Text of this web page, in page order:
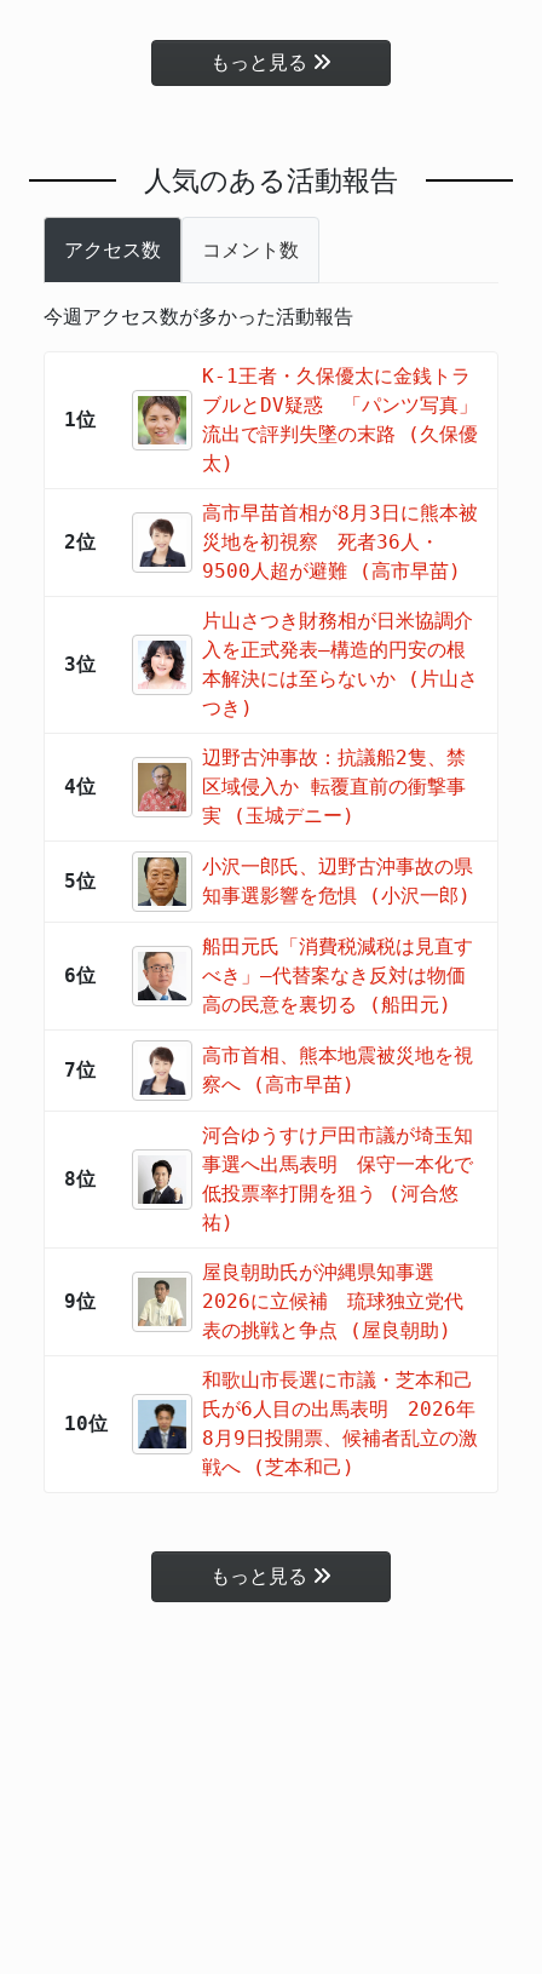
もっと見る
人気のある活動報告
アクセス数 コメント数
今週アクセス数が多かった活動報告
1位
K-1王者・久保優太に金銭トラ
ブルとDV疑惑 「パンツ写真」
流出で評判失墜の末路 (久保優
太)
2位
高市早苗首相が8月3日に熊本被
災地を初視察 死者36人・
9500人超が避難 (高市早苗)
3位
片山さつき財務相が日米協調介
入を正式発表―構造的円安の根
本解決には至らないか (片山さ
つき)
4位
辺野古沖事故：抗議船2隻、禁
区域侵入か 転覆直前の衝撃事
実 (玉城デニー)
5位
小沢一郎氏、辺野古沖事故の県
知事選影響を危惧 (小沢一郎)
6位
船田元氏「消費税減税は見直す
べき」―代替案なき反対は物価
高の民意を裏切る (船田元)
7位
高市首相、熊本地震被災地を視
察へ (高市早苗)
8位
河合ゆうすけ戸田市議が埼玉知
事選へ出馬表明 保守一本化で
低投票率打開を狙う (河合悠
祐)
9位
屋良朝助氏が沖縄県知事選
2026に立候補 琉球独立党代
表の挑戦と争点 (屋良朝助)
10位
和歌山市長選に市議・芝本和己
氏が6人目の出馬表明 2026年
8月9日投開票、候補者乱立の激
戦へ (芝本和己)
もっと見る